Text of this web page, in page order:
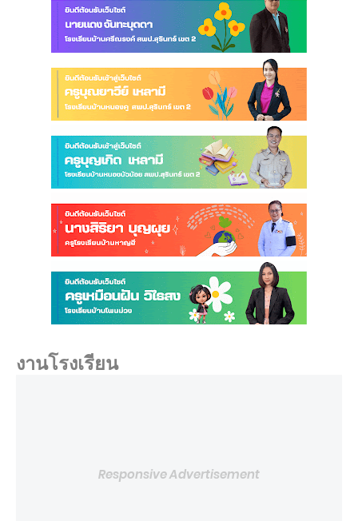
งานโรงเรียน
Responsive Advertisement